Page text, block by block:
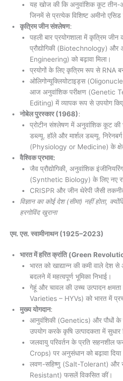
यह खोज की कि अनुवांशिक कूट तीन-
जिनमें से प्रत्येक विशिष्ट अमीनो
कृत्रिम जीन संश्लेषण:
पहली बार प्रयोगशाला में कृत्रिम
प्रौद्योगिकी (Biotechnology) और
Engineering) को बढ़ावा मिला।
प्रयोगों के लिए कृत्रिम रूप से RNA
ओलिगोन्यूक्लियोटाइड्स
आज अनुवांशिक परीक्षण (Genetic
Editing) में व्यापक रूप से उपयोग
नोबेल पुरस्कार (1968):
प्रोटीन संश्लेषण में अनुवांशिक कूट की
डब्ल्यू. हॉले और मार्शल डब्ल्यू.
(Physiology or Medicine) के
वैश्विक प्रभाव:
जैव प्रौद्योगिकी, अनुवांशिक
(Synthetic Biology) के लिए नए
CRISPR और जीन थेरेपी जैसी
विज्ञान का कोई देश (सीमा) नहीं होता,
हरगोविंद खुराना
एम. एस. स्वामीनाथन(1925–2023)
भारत में हरित क्रांति (Green
भारत को खाद्यान्न की कमी वाले देश से
बदलने में महत्वपूर्ण भूमिका निभाई।
गेहूं और चावल की उच्च उत्पादन
Varieties – HYVs) को भारत में
मुख्य योगदान:
आनुवंशिकी (Genetics) और पौधों
उपयोग करके कृषि उत्पादकता में सुधार
जलवायु परिवर्तन के प्रति
Crops) पर अनुसंधान को बढ़ावा
लवण-सहिष्णु (Salt-Tolerant) और
Resistant) फसलें विकसित कीं।